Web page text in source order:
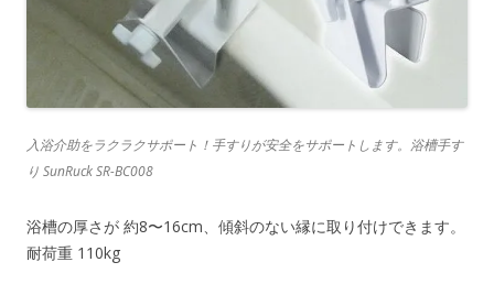
入浴介助をラクラクサポート！手すりが安全をサポートします。浴槽手す
り SunRuck SR-BC008
浴槽の厚さが 約8〜16cm、傾斜のない縁に取り付けできます。
耐荷重 110kg